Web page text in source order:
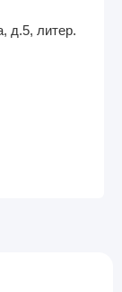
д.5, литер.